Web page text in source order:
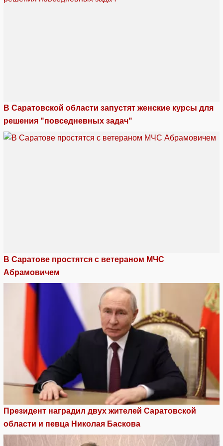
В Саратовской области запустят женские курсы для
решения "повседневных задач"
В Саратове простятся с ветераном МЧС
Абрамовичем
Президент наградил двух жителей Саратовской
области и певца Николая Баскова